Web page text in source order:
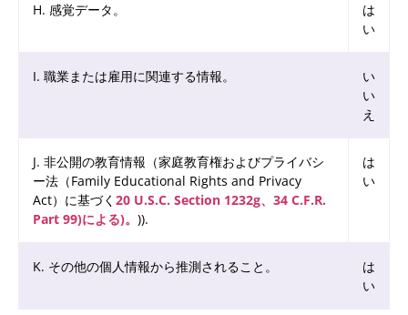
H. 感覚データ。
は
い
I. 職業または雇用に関連する情報。
い
い
え
J. 非公開の教育情報（家庭教育権およびプライバシ
ー法（Family Educational Rights and Privacy
Act）に基づく 20 U.S.C. Section 1232g、34 C.F.R.
Part 99)による)。 )).
は
い
K. その他の個人情報から推測されること。
は
い